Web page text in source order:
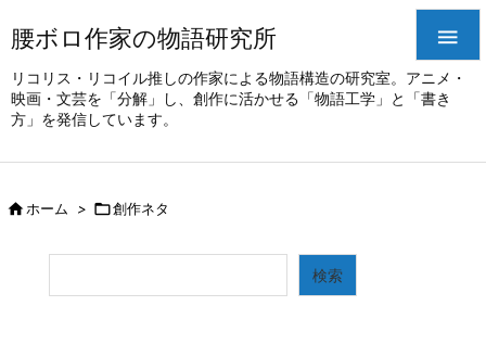
腰ボロ作家の物語研究所
リコリス・リコイル推しの作家による物語構造の研究室。アニメ・
映画・文芸を「分解」し、創作に活かせる「物語工学」と「書き
方」を発信しています。

ホーム > 創作ネタ
検索